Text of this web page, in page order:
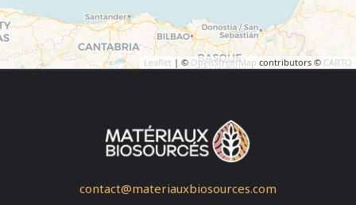
Leaflet | © OpenStreetMap contributors © CARTO
contact@materiauxbiosources.com